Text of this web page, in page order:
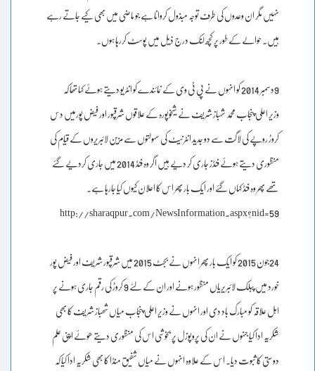
نہیں مگر ان وعدوں کی طرف توجہ مبذول کروانا ہے جو ماضی میں بھی کیے جاتے رہے
ہیں۔ حوالے کے طور پر کچھ لنک درج ذیل میں پوسٹ کررہا ہوں۔
9دسمبر 2014 کو انہوں نے پی ٹی وی کے نمائندے کو انٹریو دیتے ہوئے کہا تھا کہ
وزیر اعلی پنجاب محمد شہباز شریف نے شیخوپورہ کے علاقوں شرقپور اور فیض پورمیں دس
کروڑ روپے کی لاگت سے دو جدید انٹرنیٹ کی سہولتوں سے مزین لائبریروں کے قیام کی
منظوری دیتے ہوئے فنڈز جاری کر دیے ہیں اگر وہ فنڈ 2014 میں جاری کردیے گئے
تھے پھر وہ فنڈ کہاں گئے اور ایک بار پھر اس کا اعلان کیوں کیا جارہا ہے۔
http://sharaqpur.com/NewsInformation.aspx?nid=59
24جون 2015 کو ایک بار پھر انہوں نے بجٹ 2015 میں شرقپور شریف اور فیض پور
خورد میں پبلک لائبریریاں منظور ہونے اور ان کے لئے 9 کروڑ کی رقم جاری ہونے پر
اہل علاقہ کو مبارک باد دی اور انہوں نے وزیر اعلی پنجاب میاں شھباز شریف کا بھی
شکریہ ادا کیا جنہوں نے ان کی پروپوزل پر بخوشی اس کی منظوری دیتے ھوئے اپنی علم
دوستی کا ثبوت دیا۔ اس کے علاوہ انہوں نے میاں شفیق منڈا کا بھی شکریہ ادا کیا کہ